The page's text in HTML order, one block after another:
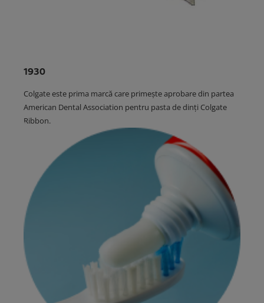
1930
Colgate este prima marcă care primește aprobare din partea
American Dental Association pentru pasta de dinți Colgate
Ribbon.